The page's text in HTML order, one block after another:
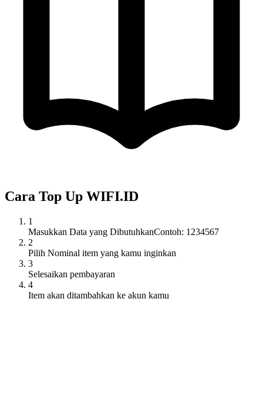
Cara Top Up WIFI.ID
1
Masukkan Data yang DibutuhkanContoh: 1234567
2
Pilih Nominal item yang kamu inginkan
3
Selesaikan pembayaran
4
Item akan ditambahkan ke akun kamu